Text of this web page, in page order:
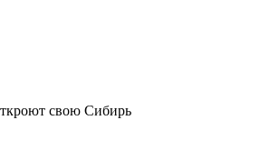
свою Сибирь